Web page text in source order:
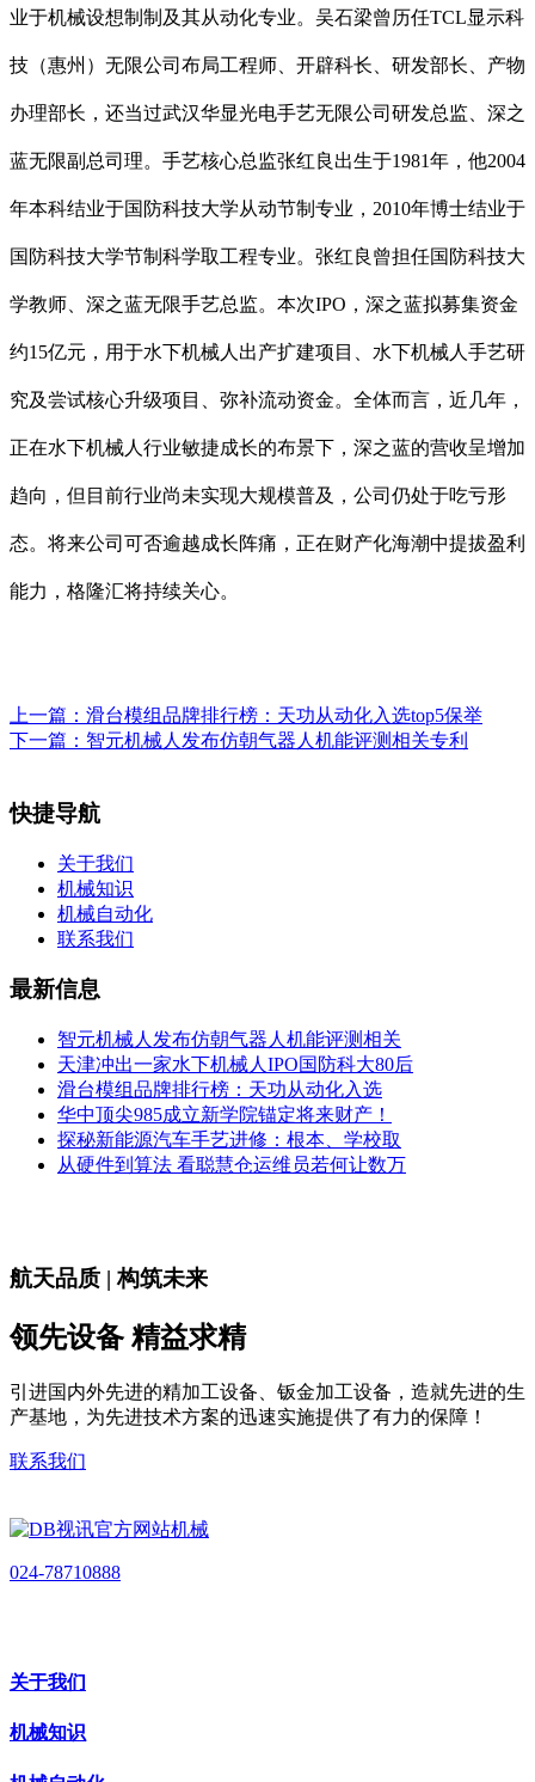
业于机械设想制制及其从动化专业。吴石梁曾历任TCL显示科
技（惠州）无限公司布局工程师、开辟科长、研发部长、产物
办理部长，还当过武汉华显光电手艺无限公司研发总监、深之
蓝无限副总司理。手艺核心总监张红良出生于1981年，他2004
年本科结业于国防科技大学从动节制专业，2010年博士结业于
国防科技大学节制科学取工程专业。张红良曾担任国防科技大
学教师、深之蓝无限手艺总监。本次IPO，深之蓝拟募集资金
约15亿元，用于水下机械人出产扩建项目、水下机械人手艺研
究及尝试核心升级项目、弥补流动资金。全体而言，近几年，
正在水下机械人行业敏捷成长的布景下，深之蓝的营收呈增加
趋向，但目前行业尚未实现大规模普及，公司仍处于吃亏形
态。将来公司可否逾越成长阵痛，正在财产化海潮中提拔盈利
能力，格隆汇将持续关心。
上一篇： 滑台模组品牌排行榜：天功从动化入选top5保举
下一篇： 智元机械人发布仿朝气器人机能评测相关专利
快捷导航
关于我们
机械知识
机械自动化
联系我们
最新信息
智元机械人发布仿朝气器人机能评测相关
天津冲出一家水下机械人IPO国防科大80后
滑台模组品牌排行榜：天功从动化入选
华中顶尖985成立新学院锚定将来财产！
探秘新能源汽车手艺进修：根本、学校取
从硬件到算法 看聪慧仓运维员若何让数万
航天品质 | 构筑未来
领先设备 精益求精
引进国内外先进的精加工设备、钣金加工设备，造就先进的生
产基地，为先进技术方案的迅速实施提供了有力的保障！
联系我们
024-78710888
关于我们
机械知识